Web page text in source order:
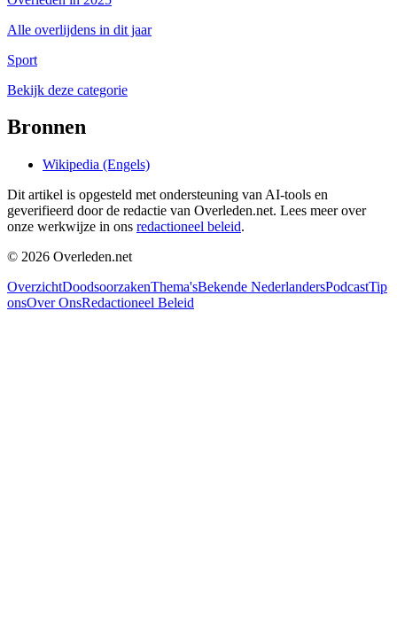
Alle overlijdens in dit jaar
Sport
Bekijk deze categorie
Bronnen
Wikipedia (Engels)
Dit artikel is opgesteld met ondersteuning van AI-tools en
geverifieerd door de redactie van Overleden.net. Lees meer over
onze werkwijze in ons redactioneel beleid.
© 2026 Overleden.net
OverzichtDoodsoorzakenThema'sBekende NederlandersPodcastTip
onsOver OnsRedactioneel Beleid